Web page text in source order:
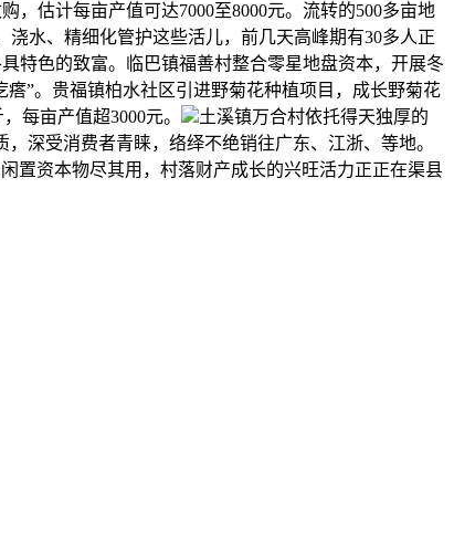
，估计每亩产值可达7000至8000元。流转的500多亩地
水、精细化管护这些活儿，前几天高峰期有30多人正
特色的致富。临巴镇福善村整合零星地盘资本，开展冬
”。贵福镇柏水社区引进野菊花种植项目，成长野菊花
每亩产值超3000元。
土溪镇万合村依托得天独厚的
深受消费者青睐，络绎不绝销往广东、江浙、等地。
置资本物尽其用，村落财产成长的兴旺活力正正在渠县